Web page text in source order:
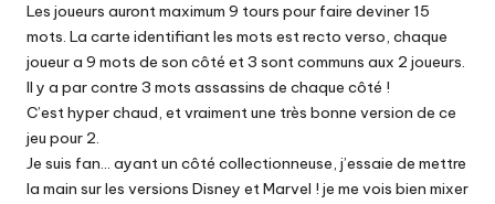
Les joueurs auront maximum 9 tours pour faire deviner 15
mots. La carte identifiant les mots est recto verso, chaque
joueur a 9 mots de son côté et 3 sont communs aux 2 joueurs.
Il y a par contre 3 mots assassins de chaque côté !
C’est hyper chaud, et vraiment une très bonne version de ce
jeu pour 2.
Je suis fan… ayant un côté collectionneuse, j’essaie de mettre
la main sur les versions Disney et Marvel ! je me vois bien mixer